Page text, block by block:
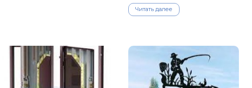
Читать далее